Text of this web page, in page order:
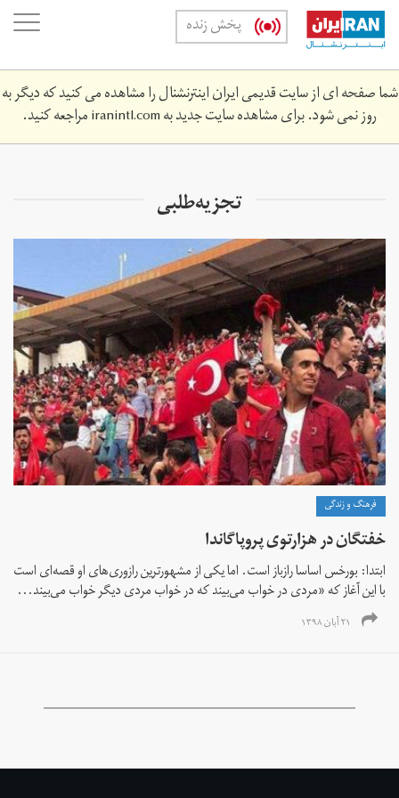
Skip
main
content
پخش زنده
شما صفحه ای از سایت قدیمی ایران اینترنشنال را مشاهده می کنید که دیگر به
روز نمی شود. برای مشاهده سایت جدید بهiranintl.comمراجعه کنید.
تجزیه‌طلبی
فرهنگ و زندگی
خفتگان در هزارتوی پروپاگاندا
ابتدا: بورخس اساسا راز‌باز است. اما یکی از مشهورترین رازوری‌های او قصه‌ای است
با این آغاز که «مردی در خواب می‌بیند که در خواب مردی دیگر خواب می‌بیند...
۲۱ آبان ۱۳۹۸